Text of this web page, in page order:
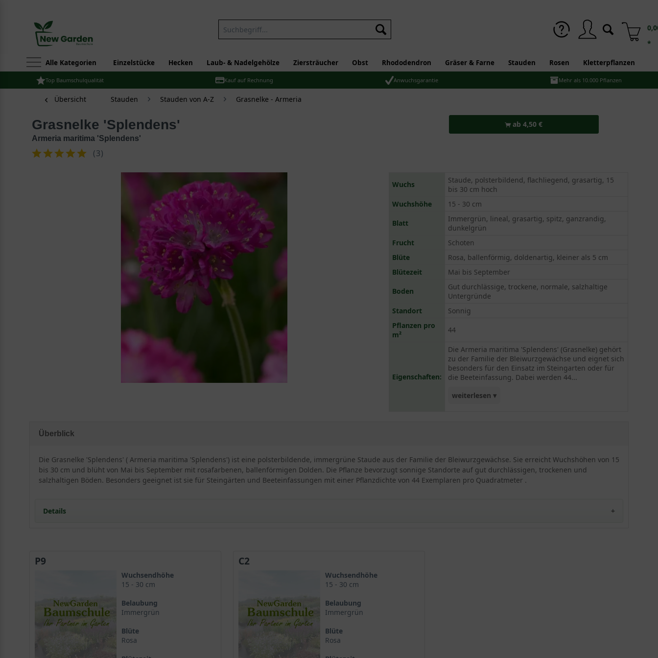
*
Alle Kategorien Einzelstücke Hecken Laub- & Nadelgehölze Ziersträucher Obst Rhododendron Gräser & Farne Stauden Rosen Kletterpflanzen
Top Baumschulqualität Kauf auf Rechnung Anwuchsgarantie Mehr als 10.000 Pflanzen
Übersicht Stauden Stauden von A-Z Grasnelke - Armeria
Grasnelke 'Splendens'
Armeria maritima 'Splendens'
(3)
ab 4,50 €
Wuchs
Staude, polsterbildend, flachliegend, grasartig, 15
bis 30 cm hoch
Wuchshöhe
15 - 30 cm
Blatt
Immergrün, lineal, grasartig, spitz, ganzrandig,
dunkelgrün
Frucht
Schoten
Blüte
Rosa, ballenförmig, doldenartig, kleiner als 5 cm
Blütezeit
Mai bis September
Boden
Gut durchlässige, trockene, normale, salzhaltige
Untergründe
Standort
Sonnig
Pflanzen pro
m²
44
Eigenschaften:
Die Armeria maritima 'Splendens' (Grasnelke) gehört
zu der Familie der Bleiwurzgewächse und eignet sich
besonders für den Einsatz im Steingarten oder für
die Beeteinfassung. Dabei werden 44...
weiterlesen ▾
besten heraus. An optimalen Standorten glänzt
die 'Splendens' durch ihre Anspruchslosigkeit und
Pflegeleichtigkeit.
Überblick
Die Grasnelke 'Splendens' ( Armeria maritima 'Splendens') ist eine polsterbildende, immergrüne Staude aus der Familie der Bleiwurzgewächse. Sie erreicht Wuchshöhen von 15
bis 30 cm und blüht von Mai bis September mit rosafarbenen, ballenförmigen Dolden. Die Pflanze bevorzugt sonnige Standorte auf gut durchlässigen, trockenen und
salzhaltigen Böden. Besonders geeignet ist sie für Steingärten und Beeteinfassungen mit einer Pflanzdichte von 44 Exemplaren pro Quadratmeter .
Details
Wuchshöhe, Blütezeit und Besonderheiten
Standort und Boden: Ansprüche für gesundes Wachstum
Der ideale Standort für die Grasnelke 'Splendens'
Blütenpracht und Laubwerk der Armeria maritima 'Splendens'
Die ballenförmigen Blüten: Ein sommerliches Schauspiel
Das immergrüne, grasartige Blattwerk der Grasnelke
Vielfältige Verwendungsmöglichkeiten im Garten
Die Grasnelke 'Splendens' im Steingarten
P9
Wuchsendhöhe
15 - 30 cm
Belaubung
Immergrün
Blüte
Rosa
C2
Wuchsendhöhe
15 - 30 cm
Belaubung
Immergrün
Blüte
Rosa